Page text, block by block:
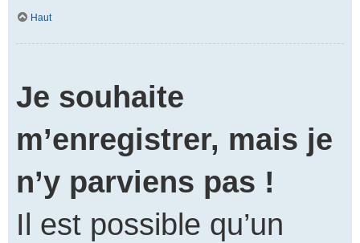
Haut
Je souhaite
m’enregistrer, mais je
n’y parviens pas !
Il est possible qu’un